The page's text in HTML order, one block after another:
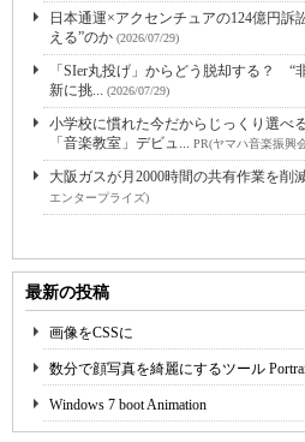
日本通運×アクセンチュアの124億円訴
える”のか (2026/07/29)
「SIer丸投げ」からどう脱却する？ “
新に挑... (2026/07/29)
小学校に慣れた今だからじっくり選べ
「音楽教室」デビュ... PR(ヤマハ音楽振興
大阪ガスが月2000時間の共有作業を
エンタープライズ)
最新の投稿
画像をCSSに
数分で顔写真を綺麗にするツール
Windows 7 boot Animation